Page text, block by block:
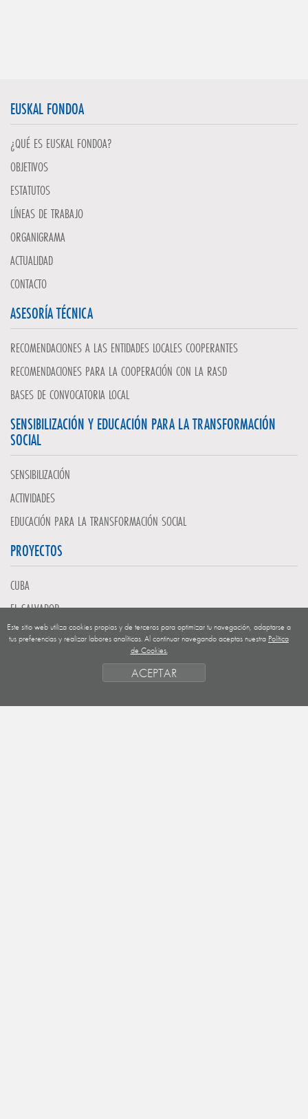
Este sitio web utiliza cookies propias y de terceros para optimizar tu navegación, adaptarse a
tus preferencias y realizar labores analíticas. Al continuar navegando aceptas nuestra Política
de Cookies.
ACEPTAR
EUSKAL FONDOA
¿QUÉ ES EUSKAL FONDOA?
OBJETIVOS
ESTATUTOS
LÍNEAS DE TRABAJO
ORGANIGRAMA
ACTUALIDAD
CONTACTO
ASESORÍA TÉCNICA
RECOMENDACIONES A LAS ENTIDADES LOCALES COOPERANTES
RECOMENDACIONES PARA LA COOPERACIÓN CON LA RASD
BASES DE CONVOCATORIA LOCAL
SENSIBILIZACIÓN Y EDUCACIÓN PARA LA TRANSFORMACIÓN
SOCIAL
SENSIBILIZACIÓN
ACTIVIDADES
EDUCACIÓN PARA LA TRANSFORMACIÓN SOCIAL
PROYECTOS
CUBA
EL SALVADOR
GUATEMALA
EUROPA